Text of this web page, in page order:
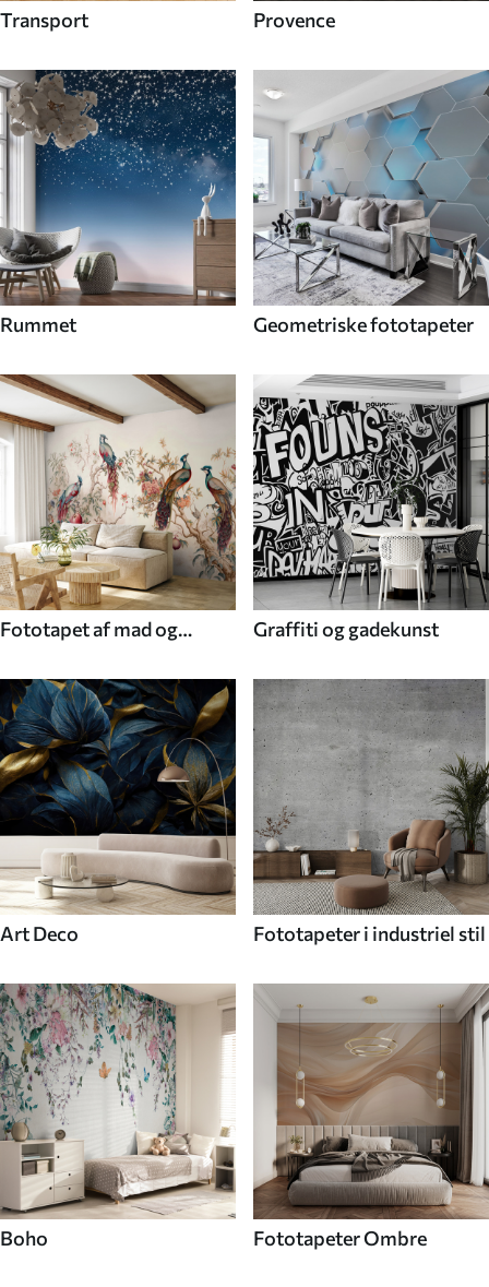
Transport Provence
Rummet Geometriske fototapeter
Fototapet af mad og
Graffiti og gadekunst
Art Deco Fototapeter i industriel stil
Boho Fototapeter Ombre